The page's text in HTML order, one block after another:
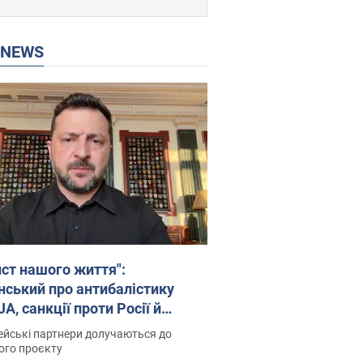
NEWS
нашого життя":
про антибалістику
санкції проти Росії й
аграріїв. Відео
партнери долучаються до
проєкту